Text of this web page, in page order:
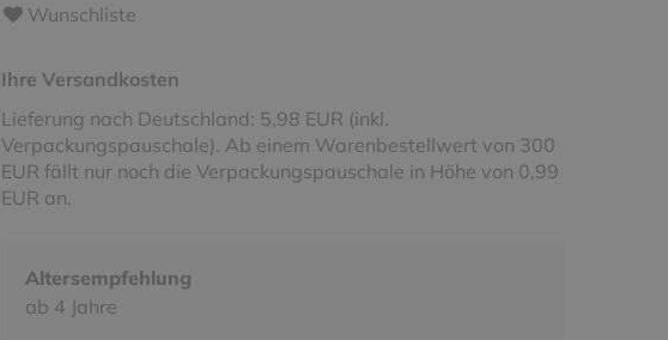
Wunschliste
Ihre Versandkosten
Lieferung nach Deutschland: 5,98 EUR (inkl.
Verpackungspauschale). Ab einem Warenbestellwert von 300
EUR fällt nur noch die Verpackungspauschale in Höhe von 0,99
EUR an.
Altersempfehlung
ab 4 Jahre